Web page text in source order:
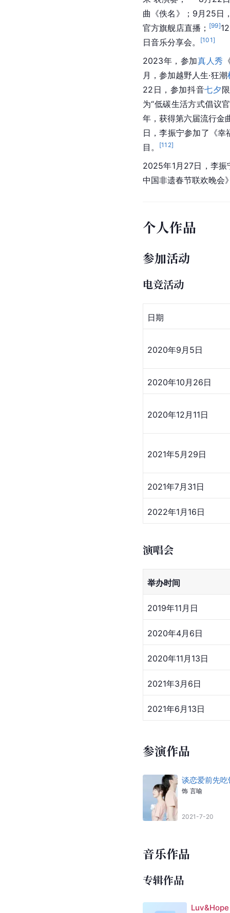
曲《佚名》；9月25日
官方旗舰店直播； [99]
日音乐分享会。
[101]
2023年，参加真人秀
月，参加越野人生·狂潮
22日，参加抖音七夕
为“低碳生活方式倡议
年，获得第六届流行金
日，李振宁参加了《
目。
[112]
2025年1月27日，李
中国非遗春节联欢晚会
个人作品
参加活动
电竞活动
日期
2020年9月5日
2020年10月26日
2020年12月11日
2021年5月29日
2021年7月31日
2022年1月16日
演唱会
举办时间
2019年11月日
2020年4月6日
2020年11月13日
2021年3月6日
2021年6月13日
参演作品
谈恋爱前先吃
饰 言喻
2021-7-20
音乐作品
专辑作品
Luv&Hope